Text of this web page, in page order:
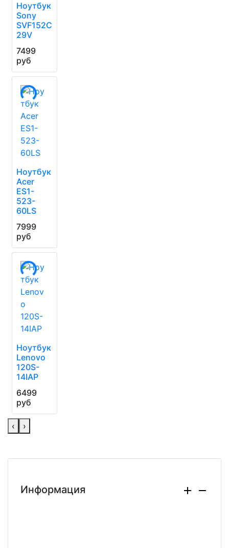
Ноутбук
Sony
SVF152C
29V
7499
руб
Ноутбук
Acer
ES1-
523-
60LS
7999
руб
Ноутбук
Lenovo
120S-
14IAP
6499
руб
‹ ›
Информация